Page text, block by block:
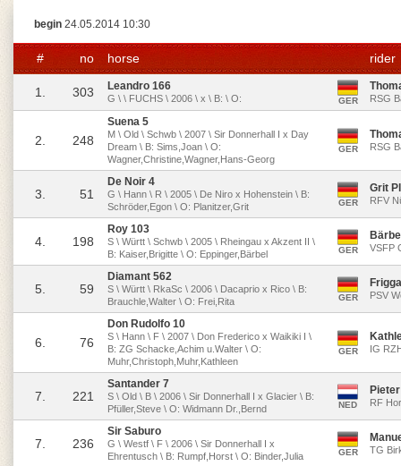
begin 24.05.2014 10:30
# no horse rider
1. 303 Leandro 166
G \ \ FUCHS \ 2006 \ x \ B: \ O: GER RSG
2. 248
Suena 5
M \ Old \ Schwb \ 2007 \ Sir Donnerhall I x Day
Dream \ B: Sims,Joan \ O:
Wagner,Christine,Wagner,Hans-Georg
GER RSG
3. 51
De Noir 4
G \ Hann \ R \ 2005 \ De Niro x Hohenstein \ B:
Schröder,Egon \ O: Planitzer,Grit
GER
Grit
RFV
4. 198
Roy 103
S \ Württ \ Schwb \ 2005 \ Rheingau x Akzent II \
B: Kaiser,Brigitte \ O: Eppinger,Bärbel
GER VSFP
5. 59
Diamant 562
S \ Württ \ RkaSc \ 2006 \ Dacaprio x Rico \ B:
Brauchle,Walter \ O: Frei,Rita
GER PSV
6. 76
Don Rudolfo 10
S \ Hann \ F \ 2007 \ Don Frederico x Waikiki I \
B: ZG Schacke,Achim u.Walter \ O:
Muhr,Christoph,Muhr,Kathleen
GER IG
7. 221
Santander 7
S \ Old \ B \ 2006 \ Sir Donnerhall I x Glacier \ B:
Pfüller,Steve \ O: Widmann Dr.,Bernd
NED RF
7. 236
Sir Saburo
G \ Westf \ F \ 2006 \ Sir Donnerhall I x
Ehrentusch \ B: Rumpf,Horst \ O: Binder,Julia
GER TG